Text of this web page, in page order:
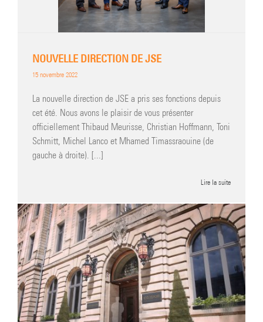
NOUVELLE DIRECTION DE JSE
15 novembre 2022
La nouvelle direction de JSE a pris ses fonctions depuis
cet été. Nous avons le plaisir de vous présenter
officiellement Thibaud Meurisse, Christian Hoffmann, Toni
Schmitt, Michel Lanco et Mhamed Timassraouine (de
gauche à droite). [...]
Lire la suite